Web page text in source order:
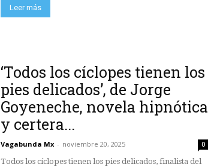
Leer más
‘Todos los cíclopes tienen los
pies delicados’, de Jorge
Goyeneche, novela hipnótica
y certera...
Vagabunda Mx - noviembre 20, 2025 0
Todos los cíclopes tienen los pies delicados, finalista del